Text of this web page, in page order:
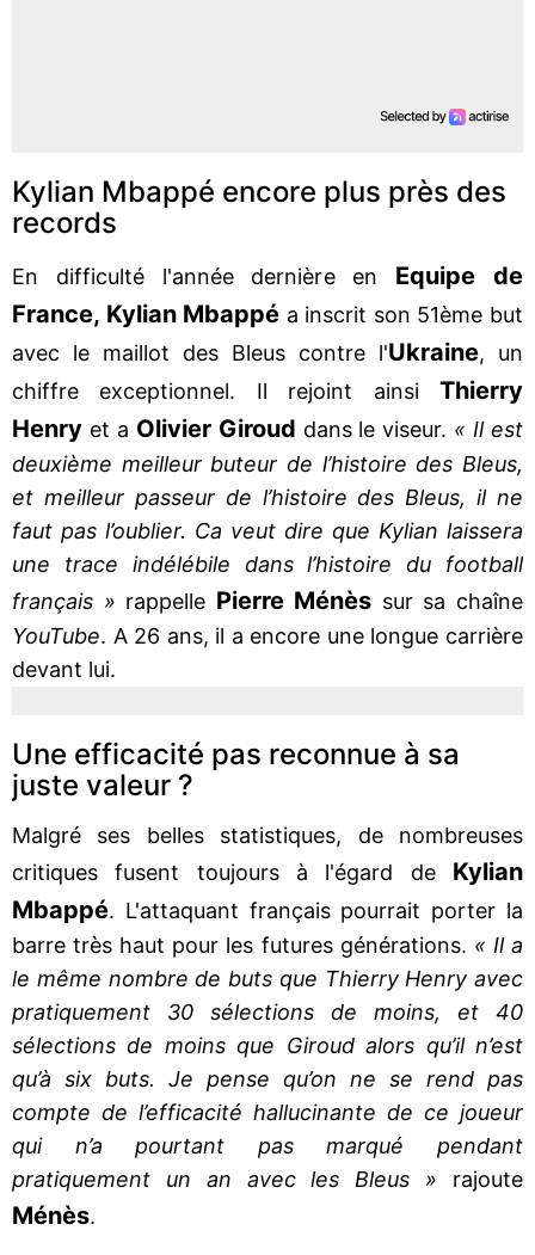
Kylian Mbappé encore plus près des
records
En difficulté l'année dernière en Equipe de
France, Kylian Mbappé a inscrit son 51ème but
avec le maillot des Bleus contre l'Ukraine, un
chiffre exceptionnel. Il rejoint ainsi Thierry
Henry et a Olivier Giroud dans le viseur. « Il est
deuxième meilleur buteur de l’histoire des Bleus,
et meilleur passeur de l’histoire des Bleus, il ne
faut pas l’oublier. Ca veut dire que Kylian laissera
une trace indélébile dans l’histoire du football
français » rappelle Pierre Ménès sur sa chaîne
YouTube. A 26 ans, il a encore une longue carrière
devant lui.
Une efficacité pas reconnue à sa
juste valeur ?
Malgré ses belles statistiques, de nombreuses
critiques fusent toujours à l'égard de Kylian
Mbappé. L'attaquant français pourrait porter la
barre très haut pour les futures générations. « Il a
le même nombre de buts que Thierry Henry avec
pratiquement 30 sélections de moins, et 40
sélections de moins que Giroud alors qu’il n’est
qu’à six buts. Je pense qu’on ne se rend pas
compte de l’efficacité hallucinante de ce joueur
qui n’a pourtant pas marqué pendant
pratiquement un an avec les Bleus » rajoute
Ménès.